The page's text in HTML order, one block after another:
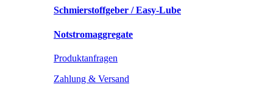
Schmierstoffgeber / Easy-Lube
Notstromaggregate
Produktanfragen
Zahlung & Versand